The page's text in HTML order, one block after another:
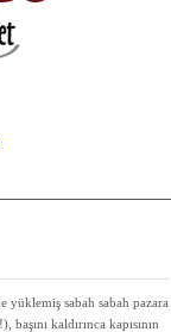
sabah sabah pazara
kaldırınca kapısının